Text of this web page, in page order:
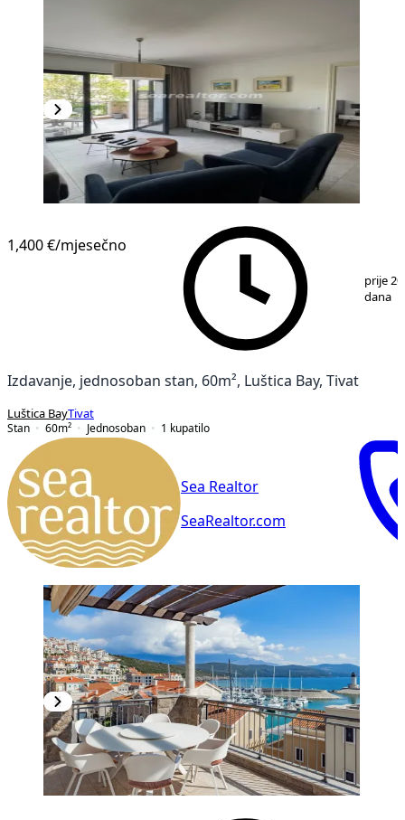
1,400 €/mjesečno
prije 20
dana
Izdavanje, jednosoban stan, 60m², Luštica Bay, Tivat
Luštica BayTivat
Stan
60m² Jednosoban 1 kupatilo
Sea Realtor
SeaRealtor.com